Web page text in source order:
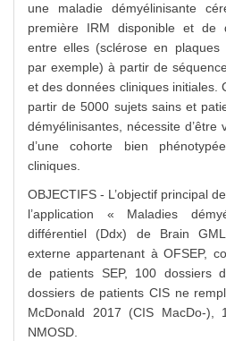
une maladie démyélinisante
première IRM disponible et de
entre elles (sclérose en plaques
par exemple) à partir de
et des données cliniques initiales.
partir de 5000 sujets sains et
démyélinisantes, nécessite
d’une cohorte bien
cliniques.
OBJECTIFS - L’objectif principal
l’application « Maladies
différentiel (Ddx) de Brain
externe appartenant à OFSEP,
de patients SEP, 100 dossiers
dossiers de patients CIS ne
McDonald 2017 (CIS MacDo-),
NMOSD.